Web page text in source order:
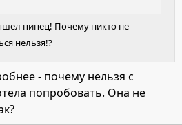
пипец! Почему никто не
нельзя!?
- почему нельзя с
попробовать. Она не